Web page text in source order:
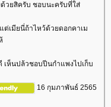
วยสิครับ ชอบนะครับที่ใส่
ต่เมียนี่ถ้าไหว้ด้วยดอกคาเม
ห็นปล้วชอบปีนกำแพงไปเก็บ
16 กุมภาพันธ์ 2565